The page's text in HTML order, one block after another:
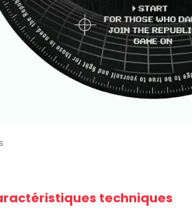
techniques